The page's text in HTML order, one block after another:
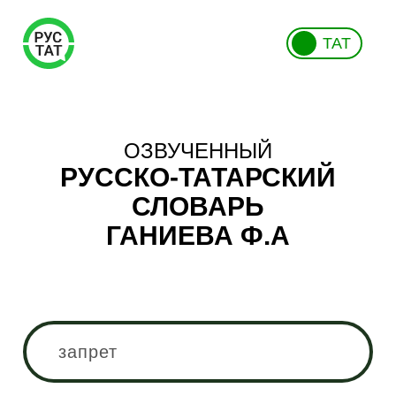
ТАТ
ОЗВУЧЕННЫЙ
РУССКО-ТАТАРСКИЙ
СЛОВАРЬ
ГАНИЕВА Ф.А